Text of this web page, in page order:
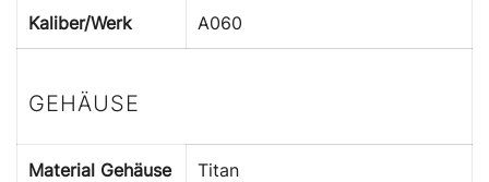
Kaliber/Werk A060
GEHÄUSE
Material Gehäuse Titan